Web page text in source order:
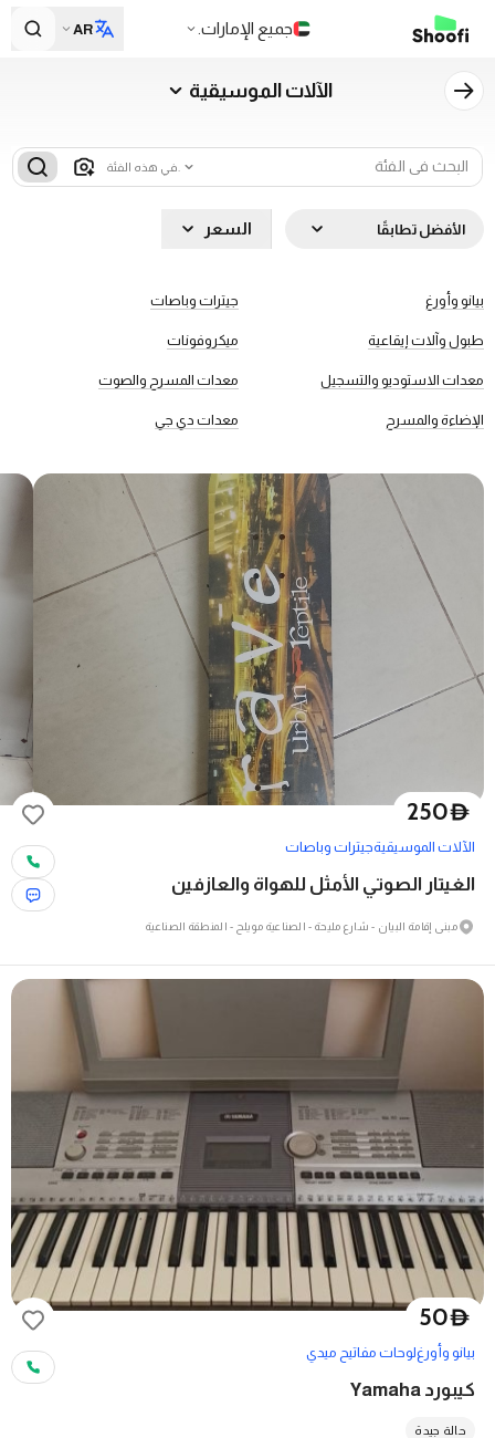
جميع الإمارات. AR
الآلات الموسيقية
الأفضل تطابقًا السعر
بيانو وأورغ جيترات وباصات
طبول وآلات إيقاعية ميكروفونات
معدات الاستوديو والتسجيل معدات المسرح والصوت
الإضاءة والمسرح معدات دي جي
D
250
الآلات الموسيقيةجيترات وباصات
الغيتار الصوتي الأمثل للهواة والعازفين
مبنى إقامة البيان - شارع مليحة - الصناعية مويلح - المنطقة الصناعية
D
50
بيانو وأورغلوحات مفاتيح ميدي
كيبورد Yamaha
حالة جيدة